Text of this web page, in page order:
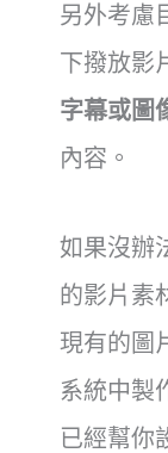
另外考慮
下撥放影
字幕或圖
內容。
如果沒辦
的影片素
現有的圖
系統中製
已經幫你